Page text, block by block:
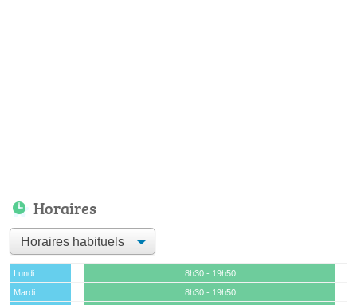
Horaires
Lundi
8h30 - 19h50
Mardi
8h30 - 19h50